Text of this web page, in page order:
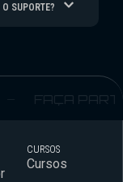
SUPORTE?
FAÇA PARTE
CURSOS
Cursos